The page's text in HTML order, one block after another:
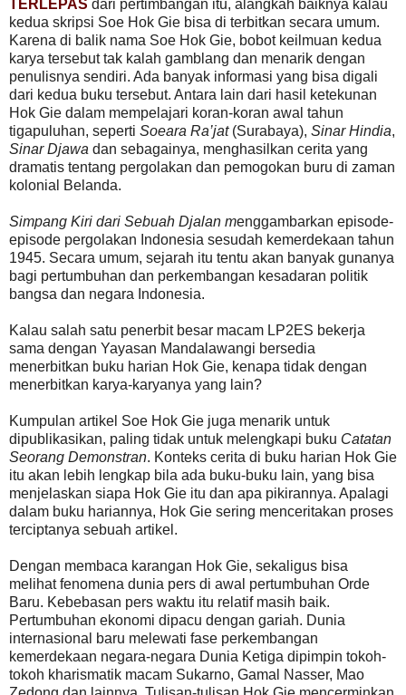
TERLEPAS dari pertimbangan itu, alangkah baiknya kalau
kedua skripsi Soe Hok Gie bisa di terbitkan secara umum.
Karena di balik nama Soe Hok Gie, bobot keilmuan kedua
karya tersebut tak kalah gamblang dan menarik dengan
penulisnya sendiri. Ada banyak informasi yang bisa digali
dari kedua buku tersebut. Antara lain dari hasil ketekunan
Hok Gie dalam mempelajari koran-koran awal tahun
tigapuluhan, seperti Soeara Ra’jat(Surabaya), Sinar Hindia,
Sinar Djawa dan sebagainya, menghasilkan cerita yang
dramatis tentang pergolakan dan pemogokan buru di zaman
kolonial Belanda.
Simpang Kiri dari Sebuah Djalan menggambarkan episode-
episode pergolakan Indonesia sesudah kemerdekaan tahun
1945. Secara umum, sejarah itu tentu akan banyak gunanya
bagi pertumbuhan dan perkembangan kesadaran politik
bangsa dan negara Indonesia.
Kalau salah satu penerbit besar macam LP2ES bekerja
sama dengan Yayasan Mandalawangi bersedia
menerbitkan buku harian Hok Gie, kenapa tidak dengan
menerbitkan karya-karyanya yang lain?
Kumpulan artikel Soe Hok Gie juga menarik untuk
dipublikasikan, paling tidak untuk melengkapi buku Catatan
Seorang Demonstran. Konteks cerita di buku harian Hok Gie
itu akan lebih lengkap bila ada buku-buku lain, yang bisa
menjelaskan siapa Hok Gie itu dan apa pikirannya. Apalagi
dalam buku hariannya, Hok Gie sering menceritakan proses
terciptanya sebuah artikel.
Dengan membaca karangan Hok Gie, sekaligus bisa
melihat fenomena dunia pers di awal pertumbuhan Orde
Baru. Kebebasan pers waktu itu relatif masih baik.
Pertumbuhan ekonomi dipacu dengan gariah. Dunia
internasional baru melewati fase perkembangan
kemerdekaan negara-negara Dunia Ketiga dipimpin tokoh-
tokoh kharismatik macam Sukarno, Gamal Nasser, Mao